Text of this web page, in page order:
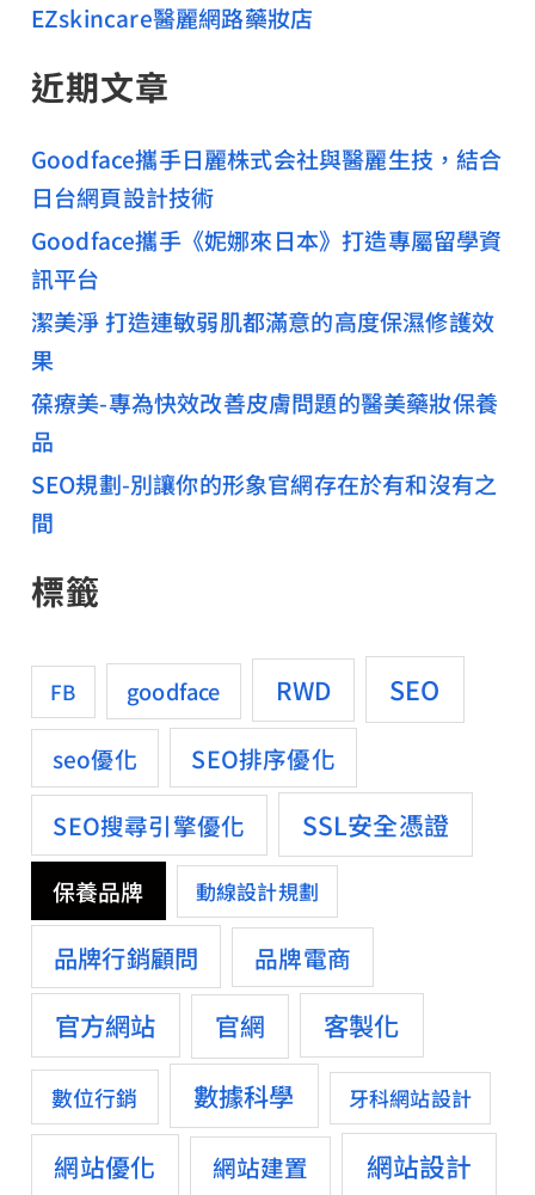
EZskincare醫麗網路藥妝店
近期文章
Goodface攜手日麗株式会社與醫麗生技，結合
日台網頁設計技術
Goodface攜手《妮娜來日本》打造專屬留學資
訊平台
潔美淨 打造連敏弱肌都滿意的高度保濕修護效
果
葆療美-專為快效改善皮膚問題的醫美藥妝保養
品
SEO規劃-別讓你的形象官網存在於有和沒有之
間
標籤
FB goodface RWD SEO
seo優化
SEO排序優化
SEO搜尋引擎優化
SSL安全憑證
保養品牌 動線設計規劃
品牌行銷顧問 品牌電商
官方網站 官網 客製化
數位行銷 數據科學 牙科網站設計
網站優化 網站建置
網站設計